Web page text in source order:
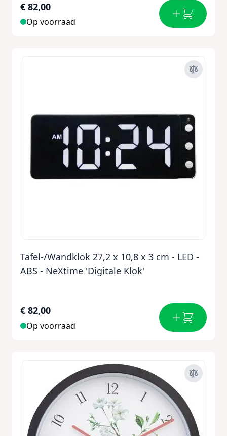
€ 82,00
Op voorraad
Tafel-/Wandklok 27,2 x 10,8 x 3 cm - LED -
ABS - NeXtime 'Digitale Klok'
€ 82,00
Op voorraad